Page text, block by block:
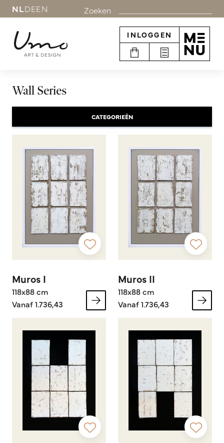
NLDEEN Zoeken
INLOGGEN
Wall Series
CATEGORIEËN
Muros I
118x88 cm
Vanaf 1.736,43
Muros II
118x88 cm
Vanaf 1.736,43